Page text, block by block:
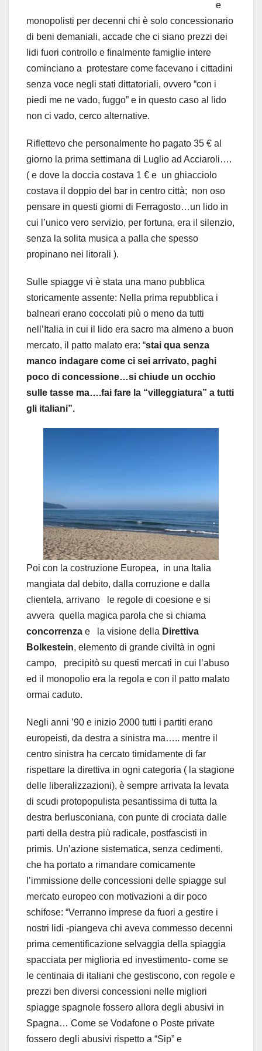
e
monopolisti per decenni chi è solo concessionario
di beni demaniali, accade che ci siano prezzi dei
lidi fuori controllo e finalmente famiglie intere
cominciano a protestare come facevano i cittadini
senza voce negli stati dittatoriali, ovvero “con i
piedi me ne vado, fuggo” e in questo caso al lido
non ci vado, cerco alternative.
Riflettevo che personalmente ho pagato 35 € al
giorno la prima settimana di Luglio ad Acciaroli….
( e dove la doccia costava 1 € e un ghiacciolo
costava il doppio del bar in centro città; non oso
pensare in questi giorni di Ferragosto…un lido in
cui l’unico vero servizio, per fortuna, era il silenzio,
senza la solita musica a palla che spesso
propinano nei litorali ).
Sulle spiagge vi è stata una mano pubblica
storicamente assente: Nella prima repubblica i
balneari erano coccolati più o meno da tutti
nell’Italia in cui il lido era sacro ma almeno a buon
mercato, il patto malato era: “stai qua senza
manco indagare come ci sei arrivato, paghi
poco di concessione…si chiude un occhio
sulle tasse ma….fai fare la “villeggiatura” a tutti
gli italiani”.
Poi con la costruzione Europea, in una Italia
mangiata dal debito, dalla corruzione e dalla
clientela, arrivano le regole di coesione e si
avvera quella magica parola che si chiama
concorrenza e la visione della Direttiva
Bolkestein, elemento di grande civiltà in ogni
campo, precipitò su questi mercati in cui l’abuso
ed il monopolio era la regola e con il patto malato
ormai caduto.
Negli anni ’90 e inizio 2000 tutti i partiti erano
europeisti, da destra a sinistra ma….. mentre il
centro sinistra ha cercato timidamente di far
rispettare la direttiva in ogni categoria ( la stagione
delle liberalizzazioni), è sempre arrivata la levata
di scudi protopopulista pesantissima di tutta la
destra berlusconiana, con punte di crociata dalle
parti della destra più radicale, postfascisti in
primis. Un’azione sistematica, senza cedimenti,
che ha portato a rimandare comicamente
l’immissione delle concessioni delle spiagge sul
mercato europeo con motivazioni a dir poco
schifose: “Verranno imprese da fuori a gestire i
nostri lidi -piangeva chi aveva commesso decenni
prima cementificazione selvaggia della spiaggia
spacciata per miglioria ed investimento- come se
le centinaia di italiani che gestiscono, con regole e
prezzi ben diversi concessioni nelle migliori
spiagge spagnole fossero allora degli abusivi in
Spagna… Come se Vodafone o Poste private
fossero degli abusivi rispetto a “Sip” e